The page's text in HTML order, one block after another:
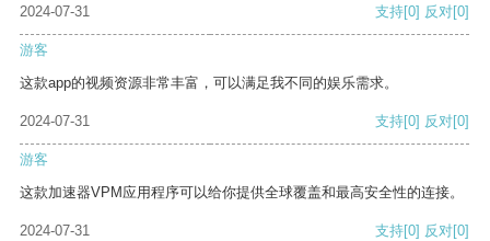
2024-07-31
支持[0] 反对[0]
游客
这款app的视频资源非常丰富，可以满足我不同的娱乐需求。
2024-07-31 支持[0] 反对[0]
游客
这款加速器VPM应用程序可以给你提供全球覆盖和最高安全性的连接。
2024-07-31 支持[0] 反对[0]